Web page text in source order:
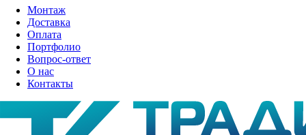
Монтаж
Доставка
Оплата
Портфолио
Вопрос-ответ
О нас
Контакты